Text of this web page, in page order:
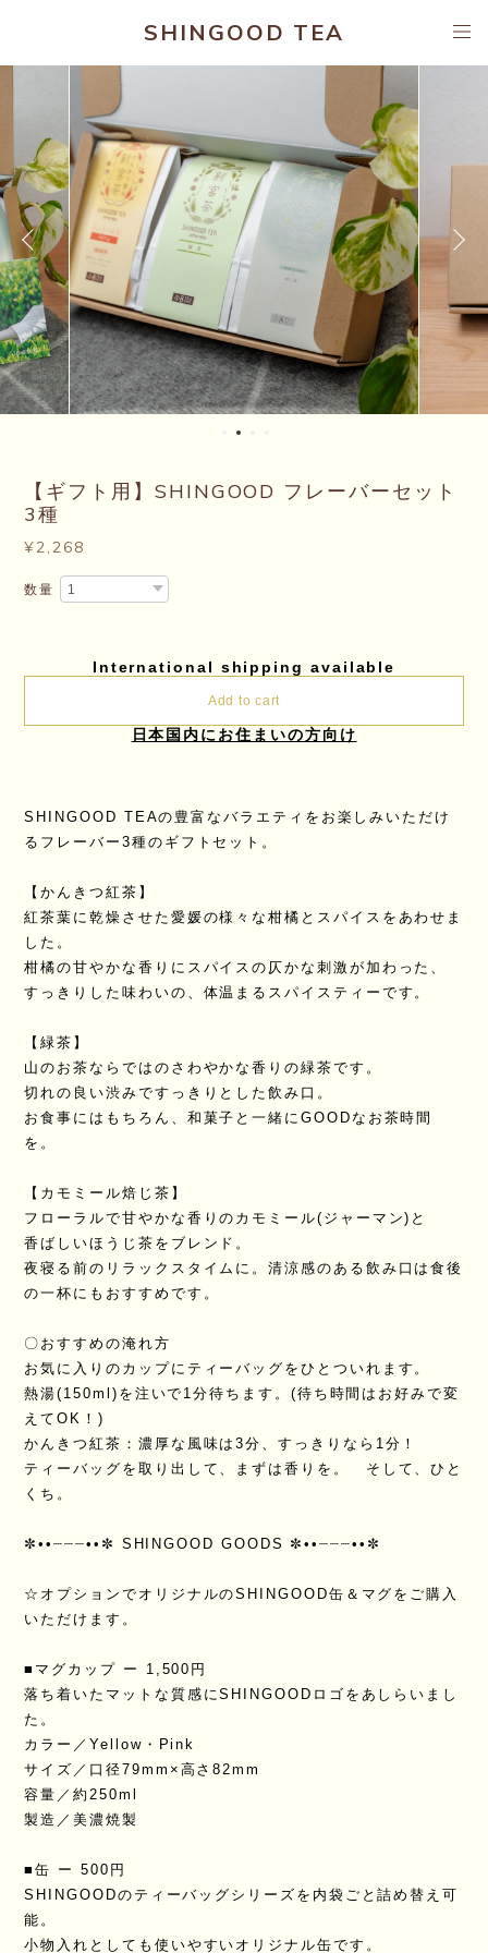
SHINGOOD TEA
【ギフト用】SHINGOOD フレーバーセット
3種
¥2,268
数量
International shipping available
Add to cart
日本国内にお住まいの方向け
SHINGOOD TEAの豊富なバラエティをお楽しみいただけ
るフレーバー3種のギフトセット。
【かんきつ紅茶】
紅茶葉に乾燥させた愛媛の様々な柑橘とスパイスをあわせま
した。
柑橘の甘やかな香りにスパイスの仄かな刺激が加わった、
すっきりした味わいの、体温まるスパイスティーです。
【緑茶】
山のお茶ならではのさわやかな香りの緑茶です。
切れの良い渋みですっきりとした飲み口。
お食事にはもちろん、和菓子と一緒にGOODなお茶時間
を。
【カモミール焙じ茶】
フローラルで甘やかな香りのカモミール(ジャーマン)と
香ばしいほうじ茶をブレンド。
夜寝る前のリラックスタイムに。清涼感のある飲み口は食後
の一杯にもおすすめです。
〇おすすめの淹れ方
お気に入りのカップにティーバッグをひとついれます。
熱湯(150ml)を注いで1分待ちます。(待ち時間はお好みで変
えてOK！)
かんきつ紅茶：濃厚な風味は3分、すっきりなら1分！
ティーバッグを取り出して、まずは香りを。 そして、ひと
くち。
✼••┈┈┈••✼ SHINGOOD GOODS ✼••┈┈┈••✼
☆オプションでオリジナルのSHINGOOD缶＆マグをご購入
いただけます。
■マグカップ ー 1,500円
落ち着いたマットな質感にSHINGOODロゴをあしらいまし
た。
カラー／Yellow・Pink
サイズ／口径79mm×高さ82mm
容量／約250ml
製造／美濃焼製
■缶 ー 500円
SHINGOODのティーバッグシリーズを内袋ごと詰め替え可
能。
小物入れとしても使いやすいオリジナル缶です。